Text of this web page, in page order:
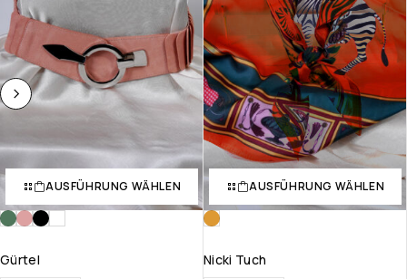
AUSFÜHRUNG WÄHLEN
Gürtel
AUSFÜHRUNG WÄHLEN
Nicki Tuch